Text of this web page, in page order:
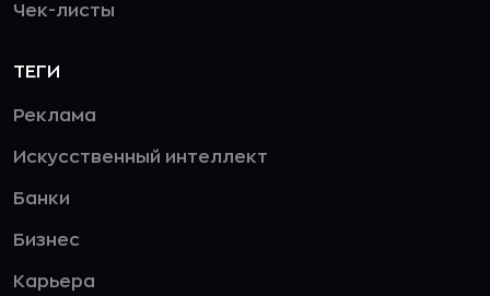
Чек-листы
ТЕГИ
Реклама
Искусственный интеллект
Банки
Бизнес
Карьера